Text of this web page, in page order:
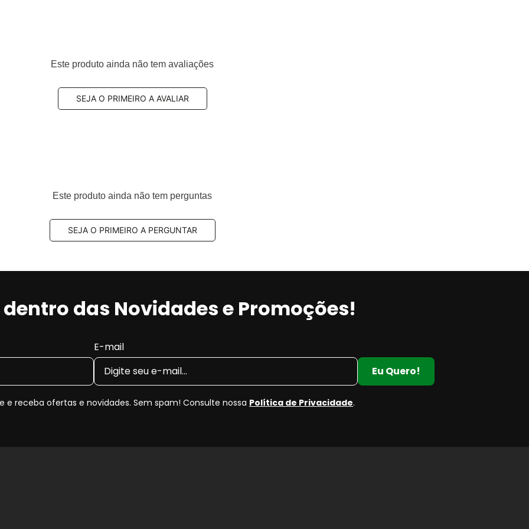
1243500129, 2103503306, 2013503906, 2103502153,
compra, confirme olado de aplicação (direito ou
superior ou inferior, além docódigo original
impactos constantes, buracos e condições irregulares
folgas, vibrações, desalinhamento
de estabilidade.
Este produto ainda não tem avaliações
SEJA O PRIMEIRO A AVALIAR
Este produto ainda não tem perguntas
SEJA O PRIMEIRO A PERGUNTAR
das Novidades e Promoções!
E-mail
Eu Quero!
e receba ofertas e novidades. Sem spam! Consulte nossa Política de Privacidade.